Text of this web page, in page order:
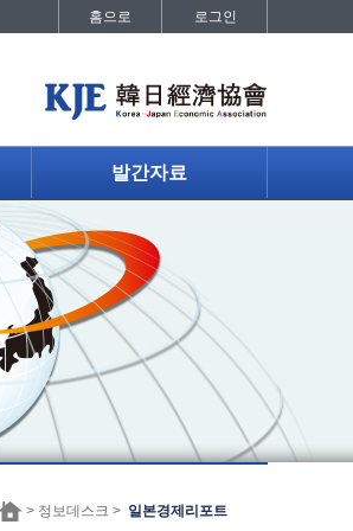
홈으로 로그인
발간자료
> 정보데스크 > 일본경제리포트